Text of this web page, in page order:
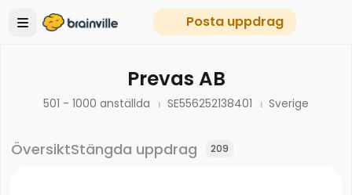
Posta uppdrag
Prevas AB
501 - 1000 anställda SE556252138401 Sverige
ÖversiktStängda uppdrag 209